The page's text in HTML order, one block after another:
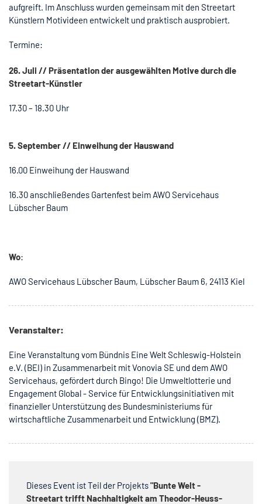
aufgreift. Im Anschluss wurden gemeinsam mit den Streetart
Künstlern Motivideen entwickelt und praktisch ausprobiert.
Termine:
26. Juli // Präsentation der ausgewählten Motive durch die
Streetart-Künstler
17.30 – 18.30 Uhr
5. September // Einweihung der Hauswand
16.00 Einweihung der Hauswand
16.30 anschließendes Gartenfest beim AWO Servicehaus
Lübscher Baum
Wo:
AWO Servicehaus Lübscher Baum, Lübscher Baum 6, 24113 Kiel
Veranstalter:
Eine Veranstaltung vom Bündnis Eine Welt Schleswig-Holstein
e.V. (BEI) in Zusammenarbeit mit Vonovia SE und dem AWO
Servicehaus, gefördert durch Bingo! Die Umweltlotterie und
Engagement Global - Service für Entwicklungsinitiativen mit
finanzieller Unterstützung des Bundesministeriums für
wirtschaftliche Zusammenarbeit und Entwicklung (BMZ).
Dieses Event ist Teil der Projekts"Bunte Welt -
Streetart trifft Nachhaltigkeit am Theodor-Heuss-